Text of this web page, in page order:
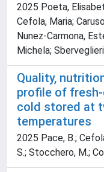
2025 Poeta,
Cefola, Maria;
Nunez-Carmona,
Michela;
Quality,
profile of fresh-
cold stored at
temperatures
2025 Pace, B.;
S.; Stocchero, M.;